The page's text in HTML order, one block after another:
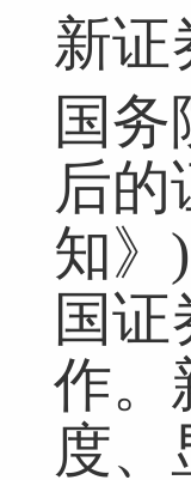
新证
国
后的
知》
国
作。
度、